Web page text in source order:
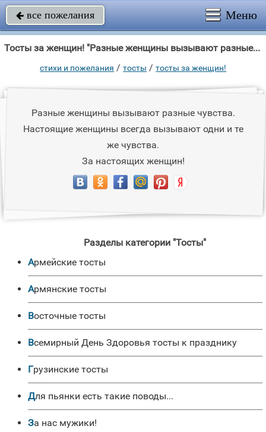
 все пожелания Меню
Тосты за женщин! "Разные женщины вызывают разные чувства."
стихи и пожелания /тосты /тосты за женщин!
Разные женщины вызывают разные чувства.
Настоящие женщины всегда вызывают одни и те
же чувства.
За настоящих женщин!
Разделы категории "Тосты"
Армейские тосты
Армянские тосты
Восточные тосты
Всемирный День Здоровья тосты к празднику
Грузинские тосты
Для пьянки есть такие поводы...
За нас мужики!